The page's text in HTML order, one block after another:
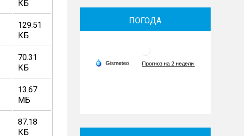
КБ
129.51
КБ
70.31
КБ
13.67
МБ
87.18
КБ
ПОГОДА